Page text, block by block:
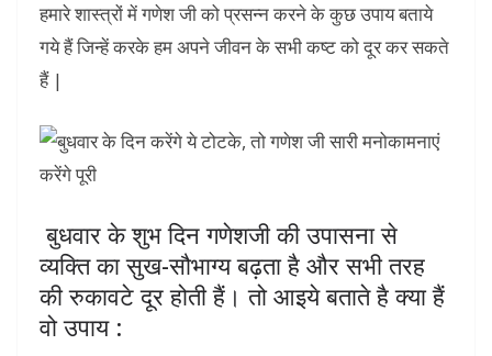
हमारे शास्त्रों में गणेश जी को प्रसन्न करने के कुछ उपाय बताये
गये हैं जिन्हें करके हम अपने जीवन के सभी कष्ट को दूर कर सकते
हैं |
बुधवार के शुभ दिन गणेशजी की उपासना से
व्यक्ति का सुख-सौभाग्य बढ़ता है और सभी तरह
की रुकावटे दूर होती हैं। तो आइये बताते है क्या हैं
वो उपाय :